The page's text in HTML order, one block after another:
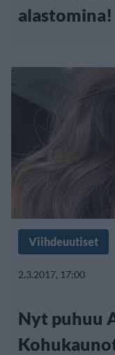
alastomina!
Viihdeuutiset
2.3.2017, 17:00
Nyt puhuu